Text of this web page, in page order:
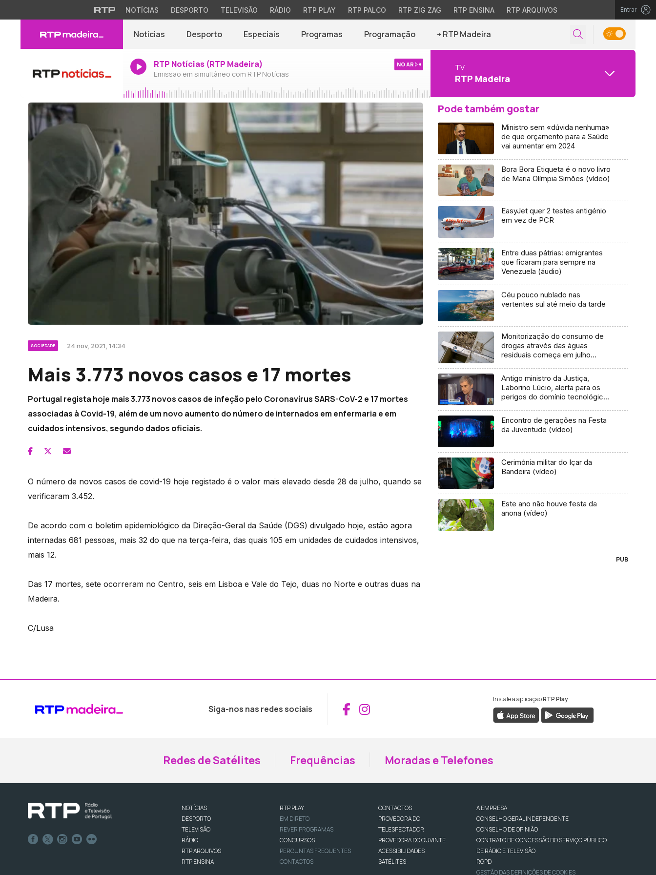
NOTÍCIAS DESPORTO TELEVISÃO RÁDIO RTP PLAY RTP PALCO RTP ZIG ZAG RTP ENSINA RTP ARQUIVOS Entrar
Notícias Desporto Especiais Programas Programação + RTP Madeira
RTP Notícias (RTP Madeira)
Emissão em simultâneo com RTP Notícias
NO AR TV
RTP Madeira
SOCIEDADE 24 nov, 2021, 14:34
Mais 3.773 novos casos e 17 mortes
Portugal regista hoje mais 3.773 novos casos de infeção pelo Coronavírus SARS-CoV-2 e 17 mortes
associadas à Covid-19, além de um novo aumento do número de internados em enfermaria e em
cuidados intensivos, segundo dados oficiais.
O número de novos casos de covid-19 hoje registado é o valor mais elevado desde 28 de julho, quando se
verificaram 3.452.
De acordo com o boletim epidemiológico da Direção-Geral da Saúde (DGS) divulgado hoje, estão agora
internadas 681 pessoas, mais 32 do que na terça-feira, das quais 105 em unidades de cuidados intensivos,
mais 12.
Das 17 mortes, sete ocorreram no Centro, seis em Lisboa e Vale do Tejo, duas no Norte e outras duas na
Madeira.
C/Lusa
Pode também gostar
Ministro sem «dúvida nenhuma»
de que orçamento para a Saúde
vai aumentar em 2024
Bora Bora Etiqueta é o novo livro
de Maria Olímpia Simões (vídeo)
EasyJet quer 2 testes antigénio
em vez de PCR
Entre duas pátrias: emigrantes
que ficaram para sempre na
Venezuela (áudio)
Céu pouco nublado nas
vertentes sul até meio da tarde
Monitorização do consumo de
drogas através das águas
residuais começa em julho
Antigo ministro da Justiça,
Laborino Lúcio, alerta para os
perigos do domínio tecnológico
Encontro de gerações na Festa
da Juventude (vídeo)
Cerimónia militar do Içar da
Bandeira (vídeo)
Este ano não houve festa da
anona (vídeo)
PUB
Siga-nos nas redes sociais Aceder ao Facebook da RTP Madeira
Aceder ao Instagram da RTP Madeira
Instale a aplicaçãoRTP Play
Redes de Satélites Frequências Moradas e Telefones
NOTÍCIAS
DESPORTO
TELEVISÃO
RÁDIO
RTP ARQUIVOS
RTP ENSINA
RTP PLAY
EM DIRETO
REVER PROGRAMAS
CONCURSOS
PERGUNTAS FREQUENTES
CONTACTOS
CONTACTOS
PROVEDORA DO
TELESPECTADOR
PROVEDORA DO OUVINTE
ACESSIBILIDADES
SATÉLITES
A EMPRESA
CONSELHO GERAL INDEPENDENTE
CONSELHO DE OPINIÃO
CONTRATO DE CONCESSÃO DO SERVIÇO PÚBLICO
DE RÁDIO E TELEVISÃO
RGPD
GESTÃO DAS DEFINIÇÕES DE COOKIES